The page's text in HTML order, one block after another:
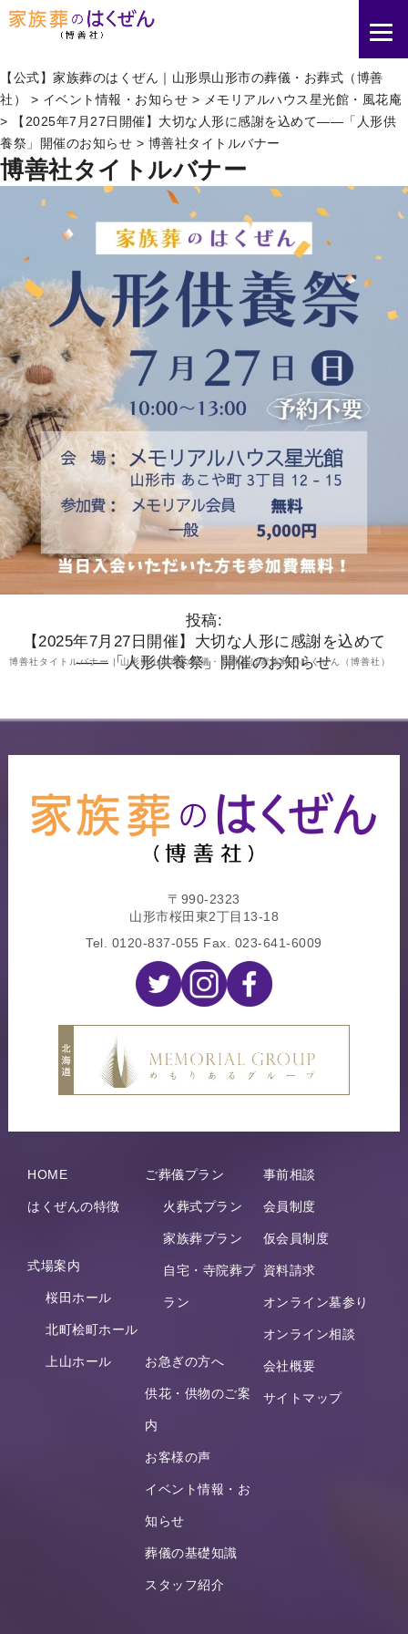
博善社タイトルバナー | 山形県山形市の葬儀・お葬式は家族葬のはくぜん（博善社）
【公式】家族葬のはくぜん｜山形県山形市の葬儀・お葬式（博善
社）
> イベント情報・お知らせ > メモリアルハウス星光館・風花庵
>
【2025年7月27日開催】大切な人形に感謝を込めて――「人形供
養祭」開催のお知らせ > 博善社タイトルバナー
博善社タイトルバナー
投稿:
【2025年7月27日開催】大切な人形に感謝を込めて
――「人形供養祭」開催のお知らせ
〒990-2323
山形市桜田東2丁目13-18
Tel. 0120-837-055 Fax. 023-641-6009
HOME
はくぜんの特徴
式場案内
桜田ホール
北町桧町ホール
上山ホール
ご葬儀プラン
火葬式プラン
家族葬プラン
自宅・寺院葬プ
ラン
お急ぎの方へ
供花・供物のご案
内
お客様の声
イベント情報・お
知らせ
葬儀の基礎知識
スタッフ紹介
事前相談
会員制度
仮会員制度
資料請求
オンライン墓参り
オンライン相談
会社概要
サイトマップ